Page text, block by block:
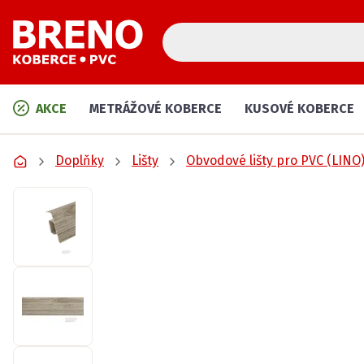
AKCE METRÁŽOVÉ KOBERCE KUSOVÉ KOBERCE
Doplňky Lišty Obvodové lišty pro PVC (LINO)